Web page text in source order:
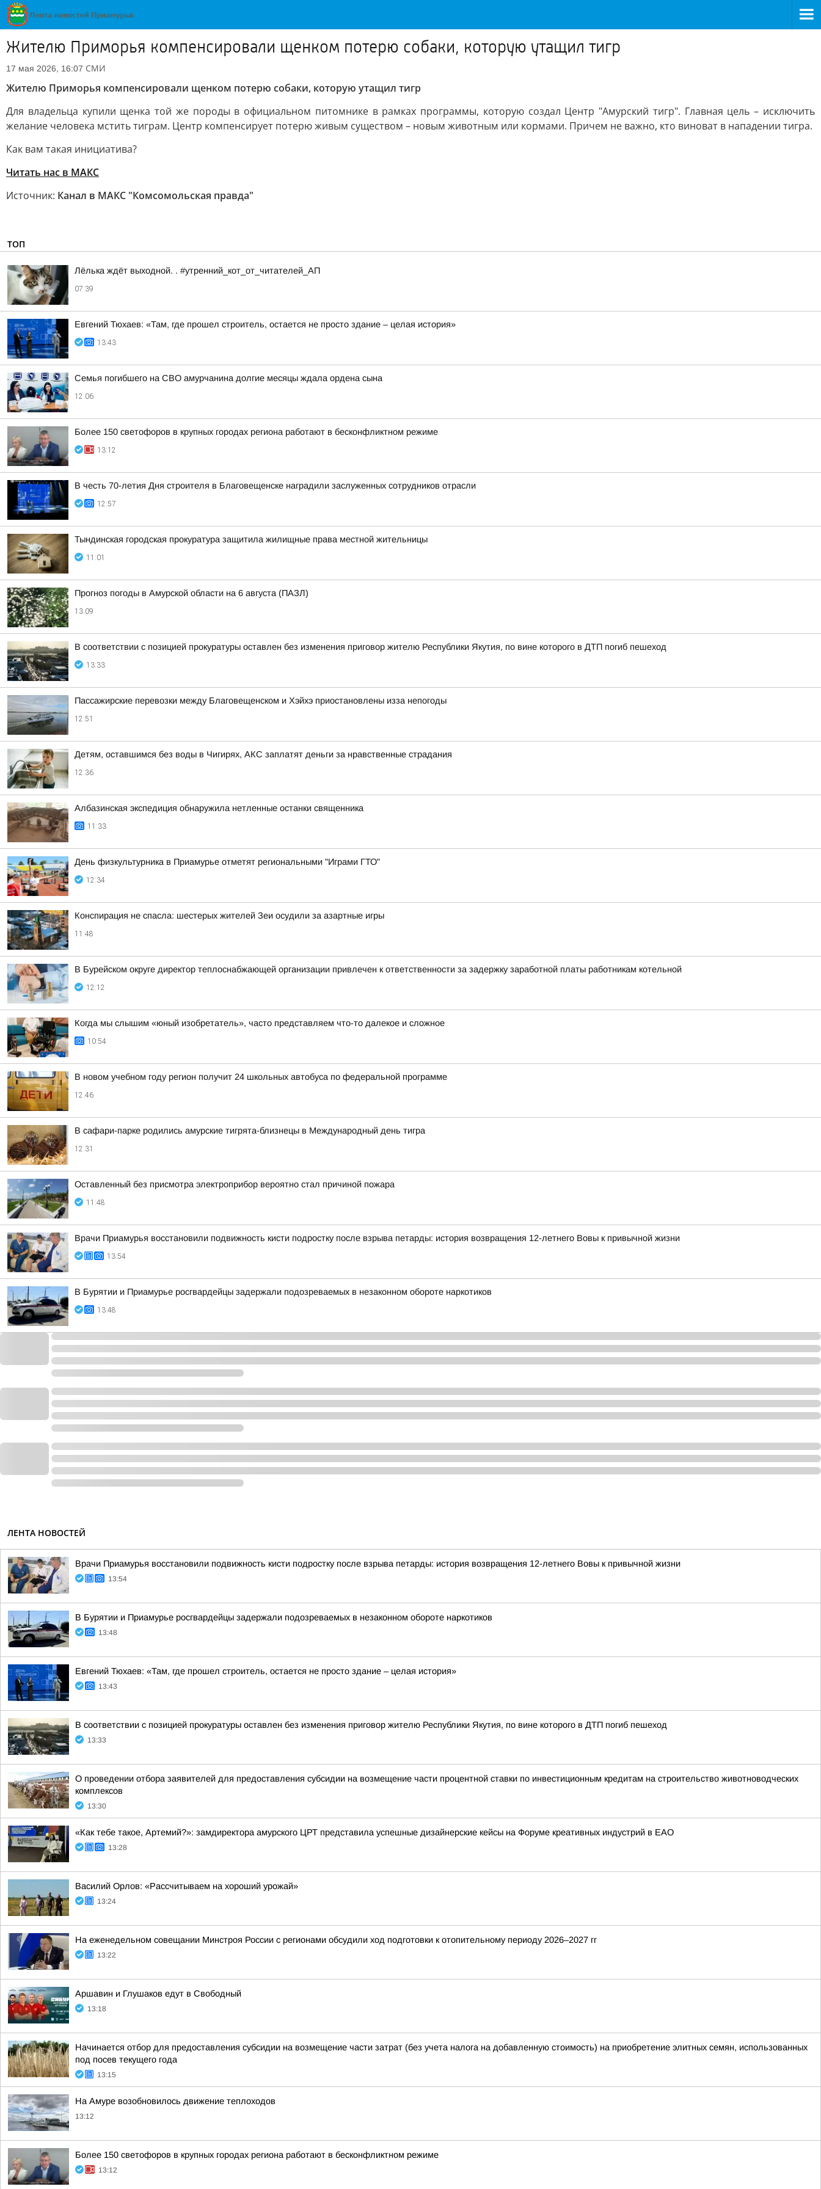
Жителю Приморья компенсировали щенком потерю собаки, которую утащил тигр
17 мая 2026, 16:07 СМИ
Жителю Приморья компенсировали щенком потерю собаки, которую утащил тигр
Для владельца купили щенка той же породы в официальном питомнике в рамках программы, которую создал Центр "Амурский тигр". Главная цель – исключить
желание человека мстить тиграм. Центр компенсирует потерю живым существом – новым животным или кормами. Причем не важно, кто виноват в нападении тигра.
Как вам такая инициатива?
Читать нас в МАКС
Источник: Канал в МАКС "Комсомольская правда"
ТОП
Лёлька ждёт выходной. . #утренний_кот_от_читателей_АП
07:39
Евгений Тюхаев: «Там, где прошел строитель, остается не просто здание – целая история»
13:43
Семья погибшего на СВО амурчанина долгие месяцы ждала ордена сына
12:06
Более 150 светофоров в крупных городах региона работают в бесконфликтном режиме
13:12
В честь 70-летия Дня строителя в Благовещенске наградили заслуженных сотрудников отрасли
12:57
Тындинская городская прокуратура защитила жилищные права местной жительницы
11:01
Прогноз погоды в Амурской области на 6 августа (ПАЗЛ)
13:09
В соответствии с позицией прокуратуры оставлен без изменения приговор жителю Республики Якутия, по вине которого в ДТП погиб пешеход
13:33
Пассажирские перевозки между Благовещенском и Хэйхэ приостановлены изза непогоды
12:51
Детям, оставшимся без воды в Чигирях, АКС заплатят деньги за нравственные страдания
12:36
Албазинская экспедиция обнаружила нетленные останки священника
11:33
День физкультурника в Приамурье отметят региональными "Играми ГТО"
12:34
Конспирация не спасла: шестерых жителей Зеи осудили за азартные игры
11:48
В Бурейском округе директор теплоснабжающей организации привлечен к ответственности за задержку заработной платы работникам котельной
12:12
Когда мы слышим «юный изобретатель», часто представляем что-то далекое и сложное
10:54
В новом учебном году регион получит 24 школьных автобуса по федеральной программе
12:46
В сафари-парке родились амурские тигрята-близнецы в Международный день тигра
12:31
Оставленный без присмотра электроприбор вероятно стал причиной пожара
11:48
Врачи Приамурья восстановили подвижность кисти подростку после взрыва петарды: история возвращения 12-летнего Вовы к привычной жизни
13:54
В Бурятии и Приамурье росгвардейцы задержали подозреваемых в незаконном обороте наркотиков
13:48
ЛЕНТА НОВОСТЕЙ
Врачи Приамурья восстановили подвижность кисти подростку после взрыва петарды: история возвращения 12-летнего Вовы к привычной жизни
13:54
В Бурятии и Приамурье росгвардейцы задержали подозреваемых в незаконном обороте наркотиков
13:48
Евгений Тюхаев: «Там, где прошел строитель, остается не просто здание – целая история»
13:43
В соответствии с позицией прокуратуры оставлен без изменения приговор жителю Республики Якутия, по вине которого в ДТП погиб пешеход
13:33
О проведении отбора заявителей для предоставления субсидии на возмещение части процентной ставки по инвестиционным кредитам на строительство животноводческих
комплексов
13:30
«Как тебе такое, Артемий?»: замдиректора амурского ЦРТ представила успешные дизайнерские кейсы на Форуме креативных индустрий в ЕАО
13:28
Василий Орлов: «Рассчитываем на хороший урожай»
13:24
На еженедельном совещании Минстроя России с регионами обсудили ход подготовки к отопительному периоду 2026–2027 гг
13:22
Аршавин и Глушаков едут в Свободный
13:18
Начинается отбор для предоставления субсидии на возмещение части затрат (без учета налога на добавленную стоимость) на приобретение элитных семян, использованных
под посев текущего года
13:15
На Амуре возобновилось движение теплоходов
13:12
Более 150 светофоров в крупных городах региона работают в бесконфликтном режиме
13:12